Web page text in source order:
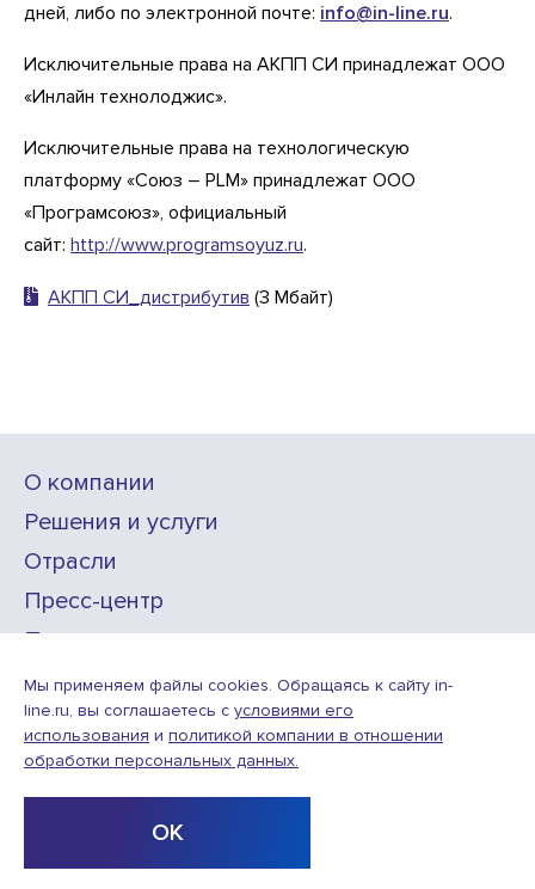
дней, либо по электронной почте: info@in-line.ru.
Исключительные права на АКПП СИ принадлежат ООО
«Инлайн технолоджис».
Исключительные права на технологическую
платформу «Союз – PLM» принадлежат ООО
«Програмсоюз», официальный
сайт: http://www.programsoyuz.ru.
АКПП СИ_дистрибутив (3 Мбайт)
О компании
Решения и услуги
Отрасли
Пресс-центр
Проекты
Карьера
Условия использования веб-сайта
Мы применяем файлы cookies. Обращаясь к сайту in-
line.ru, вы соглашаетесь с условиями его
использования и политикой компании в отношении
обработки персональных данных.
ОК